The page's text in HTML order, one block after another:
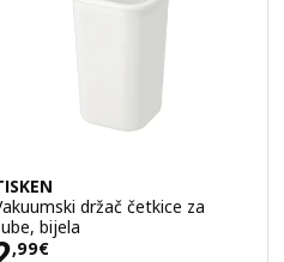
držač četkice za
bijela
,99€ 2,99€